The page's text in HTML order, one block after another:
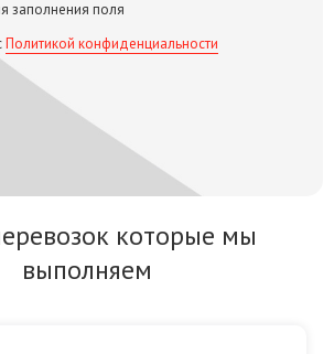
заполнения поля
Политикой конфиденциальности
которые мы
выполняем